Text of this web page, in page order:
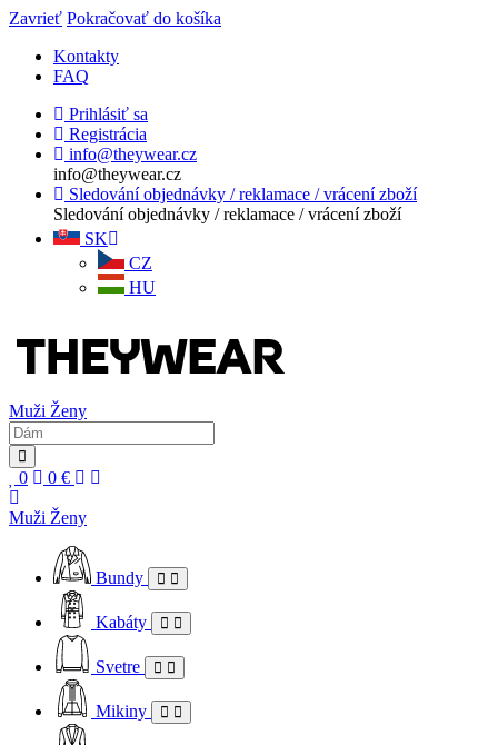
Zavrieť Pokračovať do košíka
Kontakty
FAQ
Prihlásiť sa
Registrácia
info@theywear.cz
info@theywear.cz
Sledování objednávky / reklamace / vrácení zboží
Sledování objednávky / reklamace / vrácení zboží
SK
CZ
HU
Muži Ženy
0 0 €
Muži Ženy
Bundy
Kabáty
Svetre
Mikiny